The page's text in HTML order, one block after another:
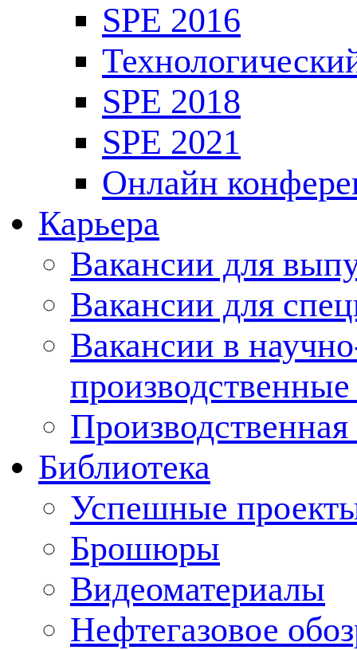
SPE 2016
SPE 2018
SPE 2021
Онлайн
Карьера
Вакансии для
Вакансии для
Вакансии в
Производственная
Библиотека
Успешные
Брошюры
Видеоматериалы
Нефтегазовое